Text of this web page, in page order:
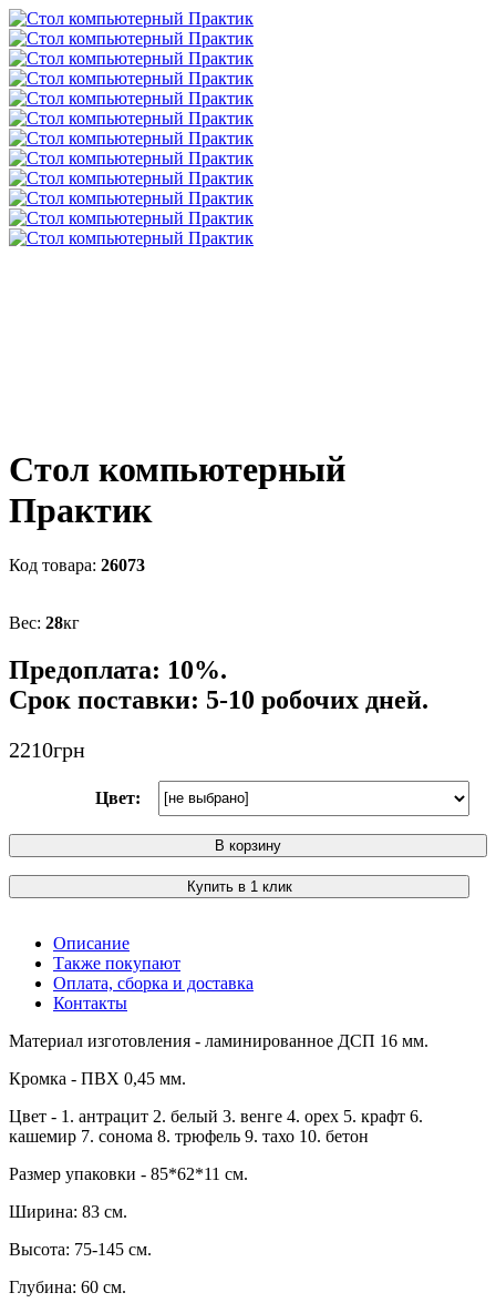
Стол компьютерный
Практик
26073
28кг
Предоплата: 10%.
Срок поставки: 5-10 робочих дней.
2210грн
Цвет:
В корзину
Купить в 1 клик
Описание
Также покупают
Оплата, сборка и доставка
Контакты
Материал изготовления - ламинированное ДСП 16 мм.
Кромка - ПВХ 0,45 мм.
Цвет - 1. антрацит 2. белый 3. венге 4. орех 5. крафт 6.
кашемир 7. сонома 8. трюфель 9. тахо 10. бетон
Размер упаковки - 85*62*11 см.
Ширина: 83 см.
Высота: 75-145 см.
Глубина: 60 см.